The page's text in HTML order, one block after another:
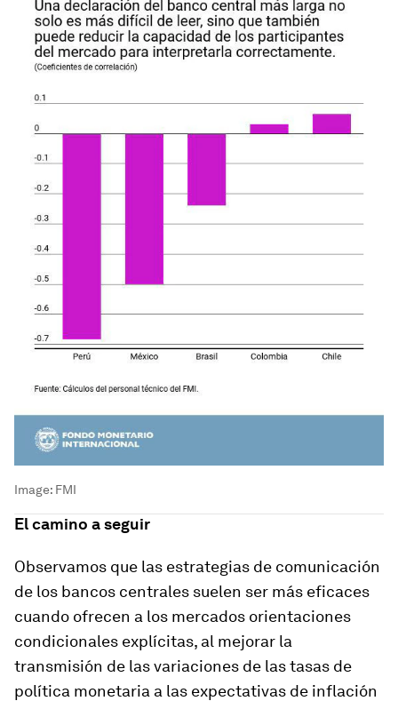
Image: FMI
El camino a seguir
Observamos que las estrategias de comunicación
de los bancos centrales suelen ser más eficaces
cuando ofrecen a los mercados orientaciones
condicionales explícitas, al mejorar la
transmisión de las variaciones de las tasas de
política monetaria a las expectativas de inflación